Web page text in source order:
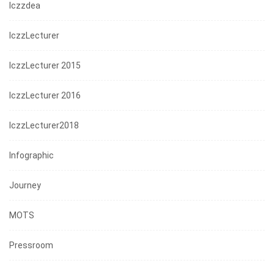
Iczzdea
IczzLecturer
IczzLecturer 2015
IczzLecturer 2016
IczzLecturer2018
Infographic
Journey
MOTS
Pressroom